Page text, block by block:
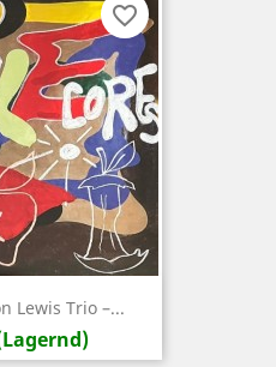
Lewis Trio –...
favorite_border